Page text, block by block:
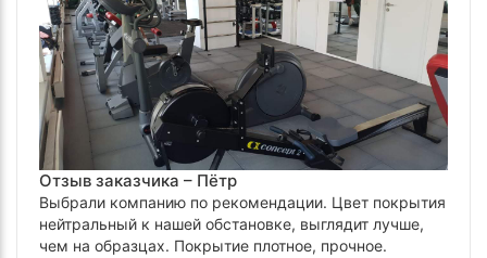
Отзыв заказчика – Пётр
Выбрали компанию по рекомендации. Цвет покрытия
нейтральный к нашей обстановке, выглядит лучше,
чем на образцах. Покрытие плотное, прочное.